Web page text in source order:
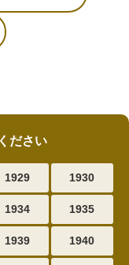
ださい
1929 1930
1934 1935
1939 1940